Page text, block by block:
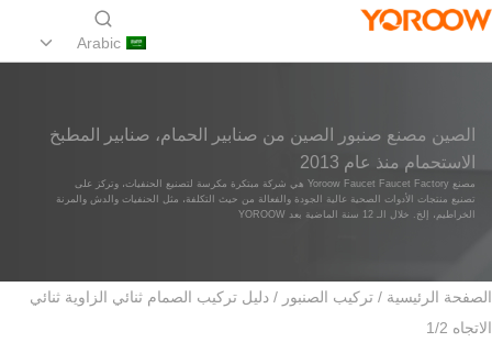
Arabic
الصين مصنع صنبور الصين من صنابير الحمام، صنابير المطبخ
الاستحمام منذ عام 2013
مصنع Yoroow Faucet Faucet Factory هي شركة مبتكرة مكرسة لتصنيع الحنفيات، وتركز على
تصنيع منتجات الأدوات الصحية عالية الجودة والفعالة من حيث التكلفة، مثل الحنفيات والدش والمرنة
الخراطيم، إلخ. خلال الـ 12 سنة الماضية بعد YOROOW
الصفحة الرئيسية / تركيب الصنبور / دليل تركيب الصمام ثنائي الزاوية ثنائي
الاتجاه 1/2